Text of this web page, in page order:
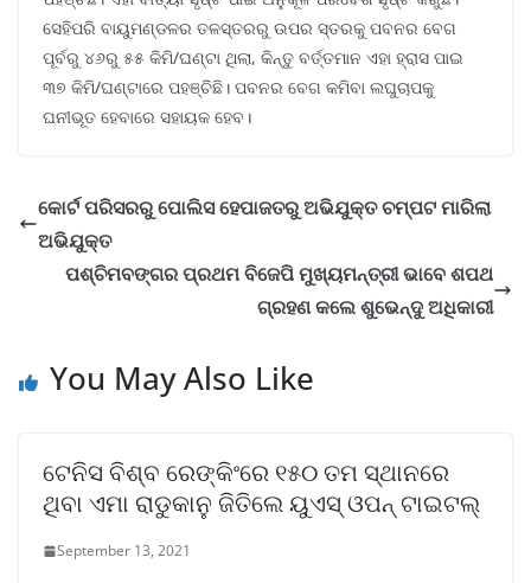
ସେହିପରି ବାୟୁମଣ୍ଡଳର ତଳସ୍ତରରୁ ଉପର ସ୍ତରକୁ ପବନର ବେଗ
ପୂର୍ବରୁ ୪୬ରୁ ୫୫ କିମି/ଘଣ୍ଟା ଥିଲା, କିନ୍ତୁ ବର୍ତ୍ତମାନ ଏହା ହ୍ରାସ ପାଇ
୩୭ କିମି/ଘଣ୍ଟାରେ ପହଞ୍ଚିଛି। ପବନର ବେଗ କମିବା ଲଘୁଚାପକୁ
ଘନୀଭୂତ ହେବାରେ ସହାୟକ ହେବ।
କୋର୍ଟ ପରିସରରୁ ପୋଲିସ ହେପାଜତରୁ ଅଭିଯୁକ୍ତ ଚମ୍ପଟ ମାରିଲା
ଅଭିଯୁକ୍ତ
ପଶ୍ଚିମବଙ୍ଗର ପ୍ରଥମ ବିଜେପି ମୁଖ୍ୟମନ୍ତ୍ରୀ ଭାବେ ଶପଥ
ଗ୍ରହଣ କଲେ ଶୁଭେନ୍ଦୁ ଅଧିକାରୀ
You May Also Like
ଟେନିସ ବିଶ୍ବ ରେଙ୍କିଂରେ ୧୫୦ ତମ ସ୍ଥାନରେ
ଥିବା ଏମା ରାଡୁକାନୁ ଜିତିଲେ ୟୁଏସ୍ ଓପନ୍ ଟାଇଟଲ୍
September 13, 2021